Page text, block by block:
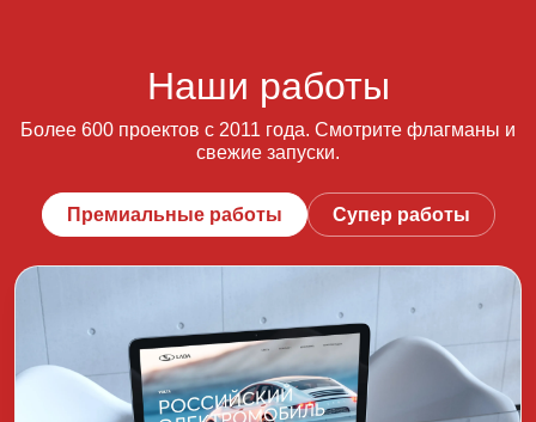
Наши работы
Более 600 проектов с 2011 года. Смотрите флагманы и
свежие запуски.
Премиальные работы Супер работы